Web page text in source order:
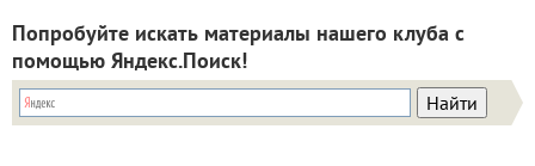
Попробуйте искать материалы нашего клуба с
помощью Яндекс.Поиск!